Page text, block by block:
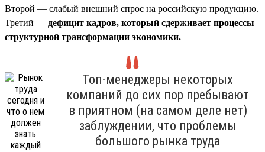
Второй — слабый внешний спрос на российскую продукцию.
Третий — дефицит кадров, который сдерживает процессы
структурной трансформации экономики.
Топ-менеджеры некоторых
компаний до сих пор пребывают
в приятном (на самом деле нет)
заблуждении, что проблемы
большого рынка труда